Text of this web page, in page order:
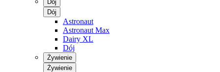
Dój
Dój
Astronaut
Astronaut Max
Dairy XL
Dój
Żywienie
Żywienie